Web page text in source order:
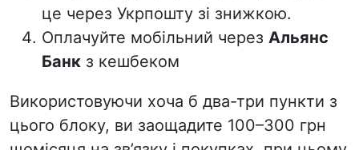
це через Укрпошту зі знижкою.
Оплачуйте мобільний через Альянс
Банк з кешбеком
Використовуючи хоча б два-три пункти з
цього блоку, ви заощадите 100–300 грн